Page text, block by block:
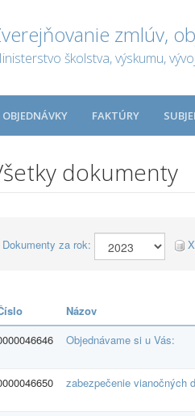
zmlúv,
školstva, výskumu,
OBJEDNÁVKY FAKTÚRY
dokumenty
Dokumenty za rok:
Názov
Objednávame si u Vás:
zabezpečenie vianočných